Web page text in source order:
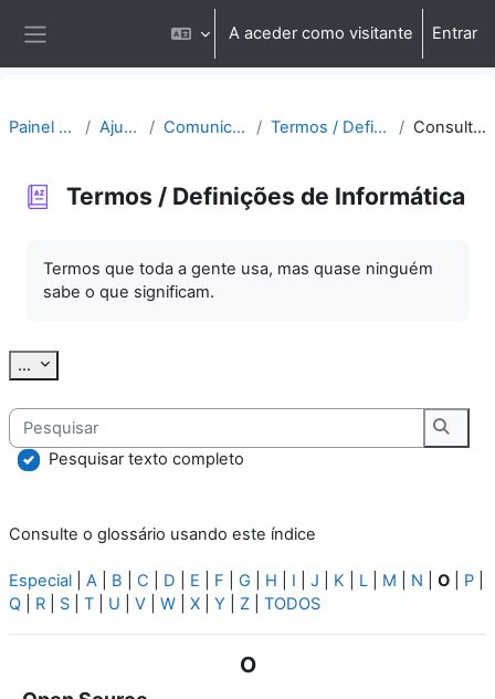
A aceder como visitante Entrar
Painel do utilizador Ajuda | Apoio Comunicação | Questões Termos / Definições de Informática Consultar por alfabeto
Termos / Definições de Informática
Termos que toda a gente usa, mas quase ninguém
sabe o que significam.
... Exportar termos
Pesquisar
Pesquisar texto completo
Consulte o glossário usando este índice
Especial A B C D E F G H I J K L M N O P
Q
R S T U V W X Y Z TODOS
O